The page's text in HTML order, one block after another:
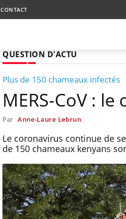
CONTACT
QUESTION D'ACTU
Plus de 150 chameaux infectés
MERS-CoV :
Par Anne-Laure Lebrun
Le coronavirus continue de
de 150 chameaux kenyans